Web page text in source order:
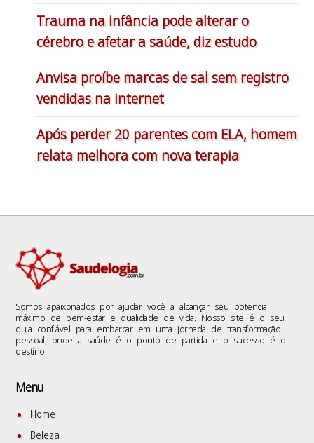
Trauma na infância pode alterar o
cérebro e afetar a saúde, diz estudo
Anvisa proíbe marcas de sal sem registro
vendidas na internet
Após perder 20 parentes com ELA, homem
relata melhora com nova terapia
Somos apaixonados por ajudar você a alcançar seu potencial
máximo de bem-estar e qualidade de vida. Nosso site é o seu
guia confiável para embarcar em uma jornada de transformação
pessoal, onde a saúde é o ponto de partida e o sucesso é o
destino.
Menu
Home
Beleza